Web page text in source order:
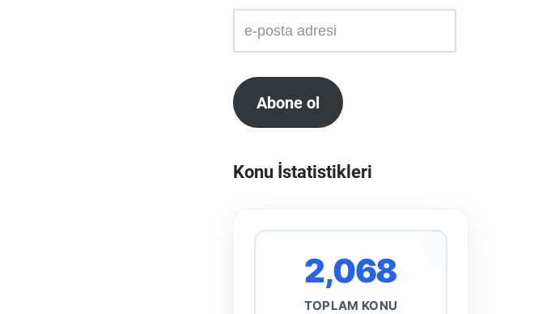
Abone ol
Konu İstatistikleri
2,068
TOPLAM KONU